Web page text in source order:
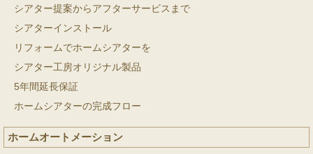
シアター提案からアフターサービスまで
シアターインストール
リフォームでホームシアターを
シアター工房オリジナル製品
5年間延長保証
ホームシアターの完成フロー
ホームオートメーション